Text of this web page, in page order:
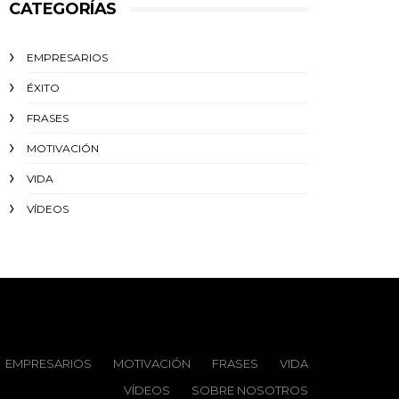
CATEGORÍAS
EMPRESARIOS
ÉXITO‬
FRASES
MOTIVACIÓN
VIDA
VÍDEOS
EMPRESARIOS MOTIVACIÓN FRASES
VIDA
VÍDEOS
SOBRE NOSOTROS